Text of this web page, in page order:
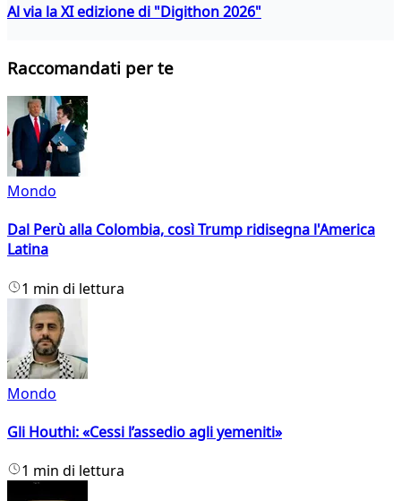
Al via la XI edizione di "Digithon 2026"
Raccomandati per te
Mondo
Dal Perù alla Colombia, così Trump ridisegna l'America
Latina
1 min di lettura
Mondo
Gli Houthi: «Cessi l’assedio agli yemeniti»
1 min di lettura